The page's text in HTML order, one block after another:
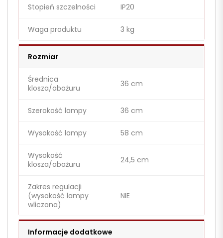
Stopień szczelności IP20
Waga produktu 3 kg
Rozmiar
Średnica
klosza/abażuru
36 cm
Szerokość lampy 36 cm
Wysokość lampy 58 cm
Wysokość
klosza/abażuru
24,5 cm
Zakres regulacji
(wysokość lampy
wliczona)
NIE
Informacje dodatkowe